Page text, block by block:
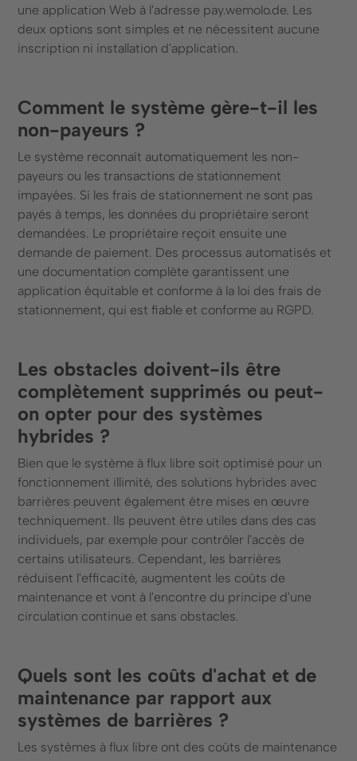
une application Web à l'adresse pay.wemolo.de. Les
deux options sont simples et ne nécessitent aucune
inscription ni installation d'application.
Comment le système gère-t-il les
non-payeurs ?
Le système reconnaît automatiquement les non-
payeurs ou les transactions de stationnement
impayées. Si les frais de stationnement ne sont pas
payés à temps, les données du propriétaire seront
demandées. Le propriétaire reçoit ensuite une
demande de paiement. Des processus automatisés et
une documentation complète garantissent une
application équitable et conforme à la loi des frais de
stationnement, qui est fiable et conforme au RGPD.
Les obstacles doivent-ils être
complètement supprimés ou peut-
on opter pour des systèmes
hybrides ?
Bien que le système à flux libre soit optimisé pour un
fonctionnement illimité, des solutions hybrides avec
barrières peuvent également être mises en œuvre
techniquement. Ils peuvent être utiles dans des cas
individuels, par exemple pour contrôler l'accès de
certains utilisateurs. Cependant, les barrières
réduisent l'efficacité, augmentent les coûts de
maintenance et vont à l'encontre du principe d'une
circulation continue et sans obstacles.
Quels sont les coûts d'achat et de
maintenance par rapport aux
systèmes de barrières ?
Les systèmes à flux libre ont des coûts de maintenance